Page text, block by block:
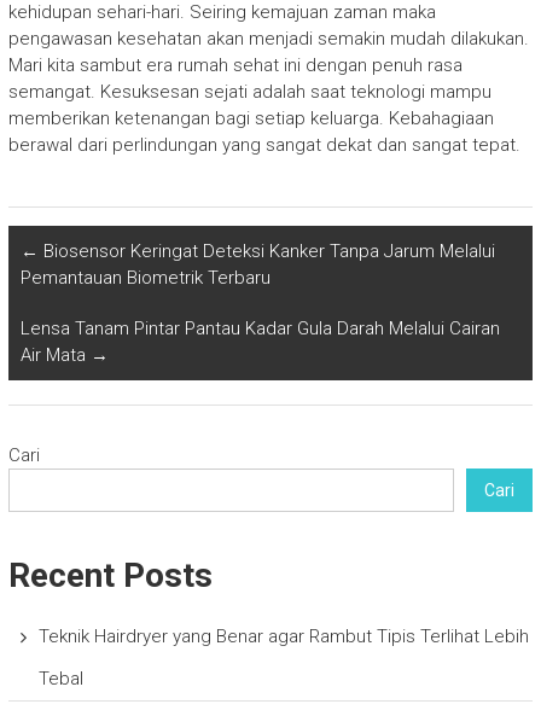
kehidupan sehari-hari. Seiring kemajuan zaman maka
pengawasan kesehatan akan menjadi semakin mudah dilakukan.
Mari kita sambut era rumah sehat ini dengan penuh rasa
semangat. Kesuksesan sejati adalah saat teknologi mampu
memberikan ketenangan bagi setiap keluarga. Kebahagiaan
berawal dari perlindungan yang sangat dekat dan sangat tepat.
← Biosensor Keringat Deteksi Kanker Tanpa Jarum Melalui
Pemantauan Biometrik Terbaru
Lensa Tanam Pintar Pantau Kadar Gula Darah Melalui Cairan
Air Mata →
Cari
Cari
Recent Posts
Teknik Hairdryer yang Benar agar Rambut Tipis Terlihat Lebih
Tebal